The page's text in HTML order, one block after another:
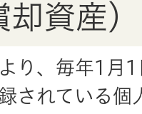
却資産
り、毎年1月
されている個